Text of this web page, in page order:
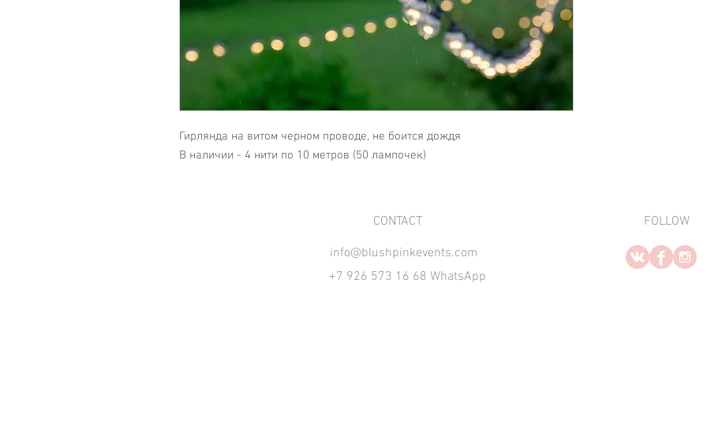
Гирлянда на витом черном проводе, не боится дождя
В наличии - 4 нити по 10 метров (50 лампочек)
​CONTACT
info@blushpinkevents.com
+7 926 573 16 68 WhatsApp
FOLLOW